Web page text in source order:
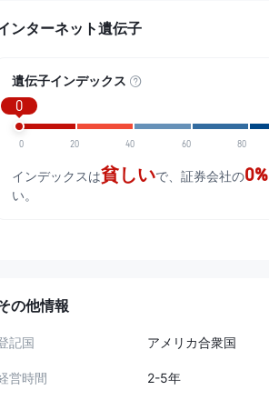
ンターネット遺伝子
遺伝子インデックス
0
0 20 40 60 80
インデックスは貧しいで、証券会社の0%
い。
の他情報
記国 アメリカ合衆国
営時間 2-5年